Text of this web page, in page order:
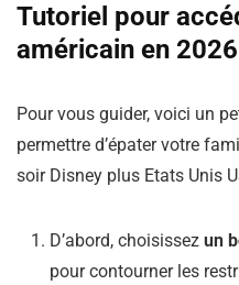
Tutoriel pour
américain en 2026
Pour vous guider, voici un
permettre d’épater votre
soir Disney plus Etats Unis
D’abord, choisissez un
pour contourner les